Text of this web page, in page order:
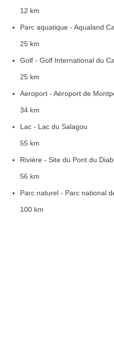
12 km
Parc aquatique - Aqualand
25 km
Golf - Golf International du
25 km
Aeroport - Aéroport de
34 km
Lac - Lac du Salagou
55 km
Rivière - Site du Pont du
56 km
Parc naturel - Parc national
100 km